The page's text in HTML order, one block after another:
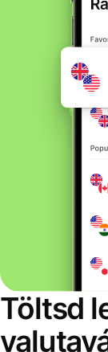
Töltsd